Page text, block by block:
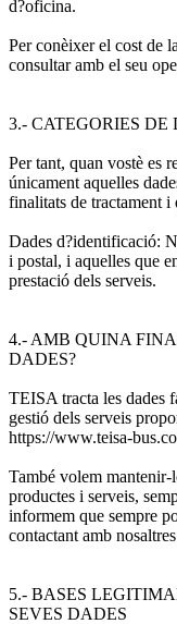
d?oficina.
Per conèixer el cost de
consultar amb el seu
3.- CATEGORIES
Per tant, quan vostè es
únicament aquelles
finalitats de tractament i
Dades d?identificació:
i postal, i aquelles que
prestació dels serveis.
4.- AMB QUINA
DADES?
TEISA tracta les dades
gestió dels serveis
https://www.teisa-
També volem
productes i serveis,
informem que sempre
contactant amb
5.- BASES
SEVES DADES